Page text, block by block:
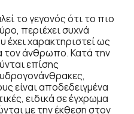
το γεγονός ότι το πιο
περιέχει συχνά
έχει χαρακτηριστεί ως
τον άνθρωπο. Κατά την
επίσης
είναι αποδεδειγμένα
ειδικά σε έγχρωμα
με την έκθεση στον